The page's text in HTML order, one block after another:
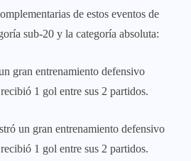
de estos eventos de
sub-20 y la categoría absoluta:
gran entrenamiento defensivo
1 gol entre sus 2 partidos.
un gran entrenamiento defensivo
1 gol entre sus 2 partidos.